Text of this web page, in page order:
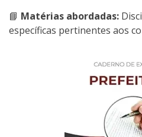
📘 Matérias abordadas:
específicas pertinentes aos